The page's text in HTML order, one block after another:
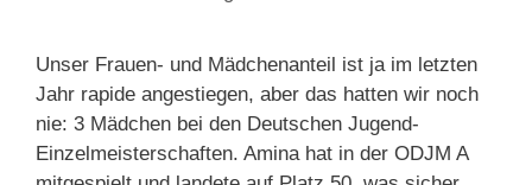
Unser Frauen- und Mädchenanteil ist ja im letzten
Jahr rapide angestiegen, aber das hatten wir noch
nie: 3 Mädchen bei den Deutschen Jugend-
Einzelmeisterschaften. Amina hat in der ODJM A